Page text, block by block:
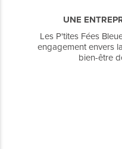
UNE
Les P'tites Fées
engagement envers
bien-être